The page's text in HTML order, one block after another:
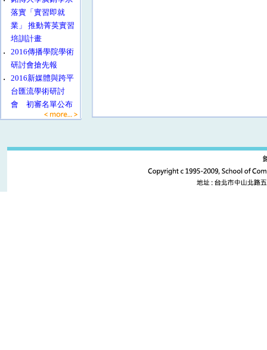
落實「實習即就
業」 推動菁英實習
培訓計畫
‧
2016傳播學院學術
研討會搶先報
‧
2016新媒體與跨平
台匯流學術研討
會 初審名單公布